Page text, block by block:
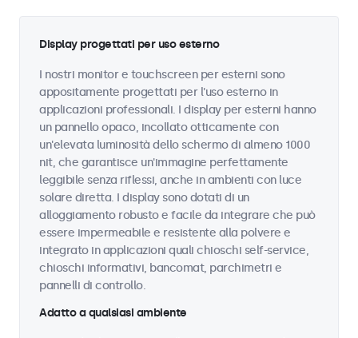
Display progettati per uso esterno
I nostri monitor e touchscreen per esterni sono
appositamente progettati per l'uso esterno in
applicazioni professionali. I display per esterni hanno
un pannello opaco, incollato otticamente con
un'elevata luminosità dello schermo di almeno 1000
nit, che garantisce un'immagine perfettamente
leggibile senza riflessi, anche in ambienti con luce
solare diretta. I display sono dotati di un
alloggiamento robusto e facile da integrare che può
essere impermeabile e resistente alla polvere e
integrato in applicazioni quali chioschi self-service,
chioschi informativi, bancomat, parchimetri e
pannelli di controllo.
Adatto a qualsiasi ambiente